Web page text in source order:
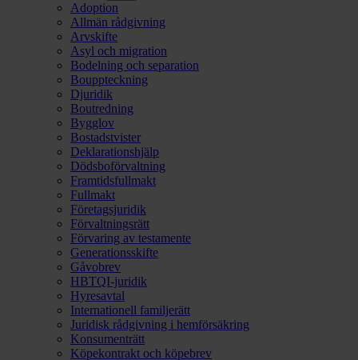
Adoption
Allmän rådgivning
Arvskifte
Asyl och migration
Bodelning och separation
Bouppteckning
Djuridik
Boutredning
Bygglov
Bostadstvister
Deklarationshjälp
Dödsboförvaltning
Framtidsfullmakt
Fullmakt
Företagsjuridik
Förvaltningsrätt
Förvaring av testamente
Generationsskifte
Gåvobrev
HBTQI-juridik
Hyresavtal
Internationell familjerätt
Juridisk rådgivning i hemförsäkring
Konsumenträtt
Köpekontrakt och köpebrev